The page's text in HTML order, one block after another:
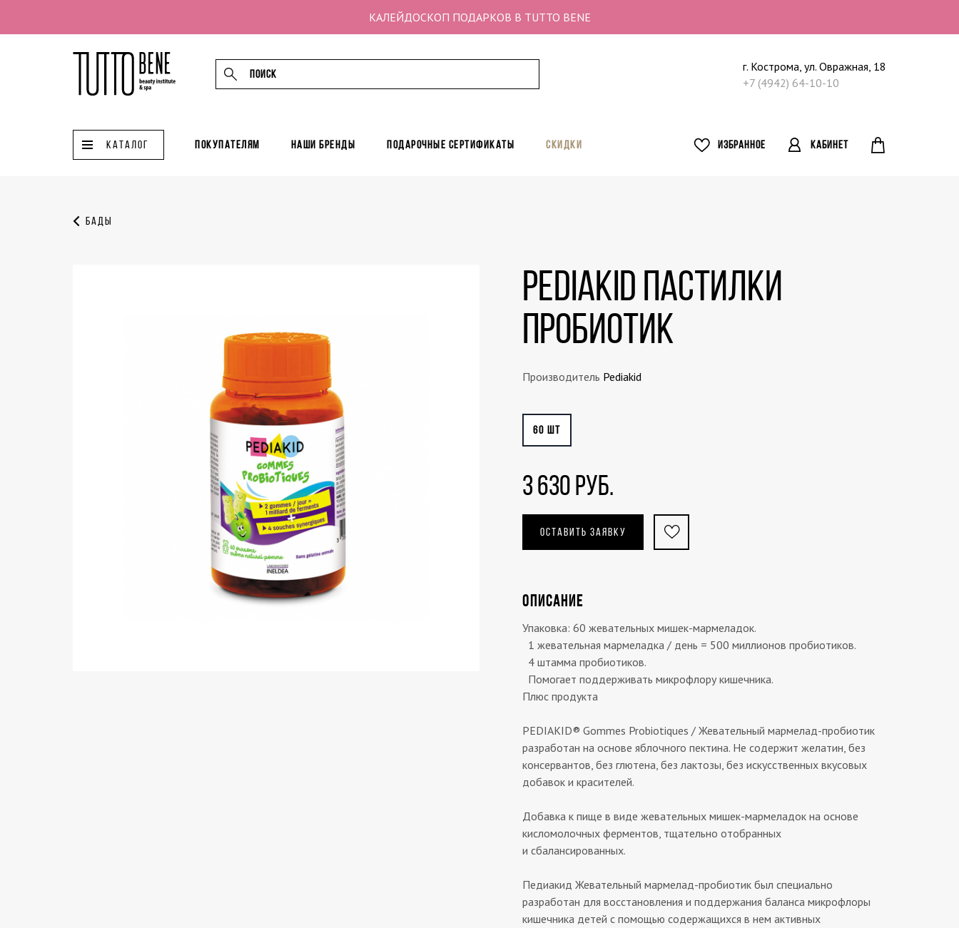
КАЛЕЙДОСКОП ПОДАРКОВ В TUTTO BENE
г. Кострома, ул. Овражная, 18
+7 (4942) 64-10-10
ИЗБРАННОЕ КАБИНЕТ
КАТАЛОГ Покупателям Наши бренды Подарочные сертификаты Скидки
БАДЫ
Pediakid Пастилки
Пробиотик
Производитель Pediakid
60 ШТ
3 630 РУБ.
ОСТАВИТЬ ЗАЯВКУ
ОПИСАНИЕ
Упаковка: 60 жевательных мишек-мармеладок.
1 жевательная мармеладка / день = 500 миллионов пробиотиков.
4 штамма пробиотиков.
Помогает поддерживать микрофлору кишечника.
Плюс продукта
PEDIAKID® Gommes Probiotiques / Жевательный мармелад-пробиотик
разработан на основе яблочного пектина. Не содержит желатин, без
консервантов, без глютена, без лактозы, без искусственных вкусовых
добавок и красителей.
Добавка к пище в виде жевательных мишек-мармеладок на основе
кисломолочных ферментов, тщательно отобранных
и сбалансированных.
Педиакид Жевательный мармелад-пробиотик был специально
разработан для восстановления и поддержания баланса микрофлоры
кишечника детей с помощью содержащихся в нем активных